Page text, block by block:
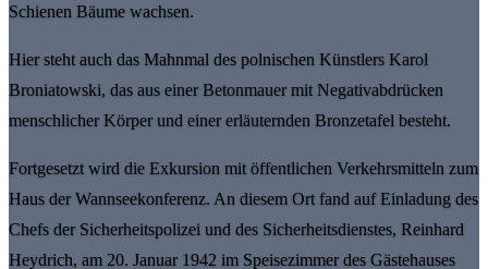
Schienen Bäume wachsen.
Hier steht auch das Mahnmal des polnischen Künstlers Karol
Broniatowski, das aus einer Betonmauer mit Negativabdrücken
menschlicher Körper und einer erläuternden Bronzetafel besteht.
Fortgesetzt wird die Exkursion mit öffentlichen Verkehrsmitteln zum
Haus der Wannseekonferenz. An diesem Ort fand auf Einladung des
Chefs der Sicherheitspolizei und des Sicherheitsdienstes, Reinhard
Heydrich, am 20. Januar 1942 im Speisezimmer des Gästehauses